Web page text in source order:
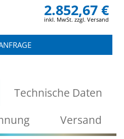
2.852,67 €
inkl. MwSt. zzgl. Versand
Technische Daten
Versand